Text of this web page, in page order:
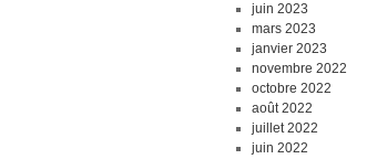
juin 2023
mars 2023
janvier 2023
novembre 2022
octobre 2022
août 2022
juillet 2022
juin 2022